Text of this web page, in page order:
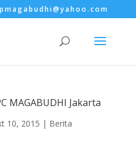
MAGABUDHI Jakarta
10, 2015 | Berita